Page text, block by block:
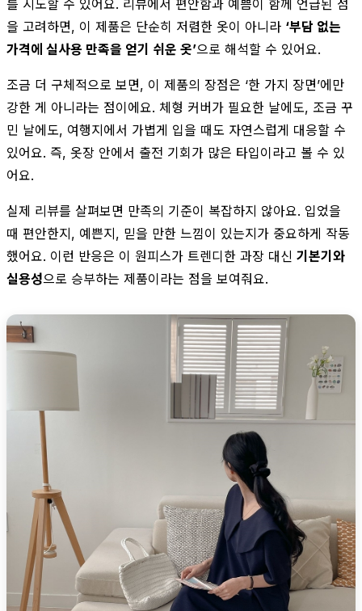
를 시도할 수 있어요. 리뷰에서 편안함과 예쁨이 함께 언급된 점
을 고려하면, 이 제품은 단순히 저렴한 옷이 아니라 ‘부담 없는
가격에 실사용 만족을 얻기 쉬운 옷’으로 해석할 수 있어요.
조금 더 구체적으로 보면, 이 제품의 장점은 ‘한 가지 장면’에만
강한 게 아니라는 점이에요. 체형 커버가 필요한 날에도, 조금 꾸
민 날에도, 여행지에서 가볍게 입을 때도 자연스럽게 대응할 수
있어요. 즉, 옷장 안에서 출전 기회가 많은 타입이라고 볼 수 있
어요.
실제 리뷰를 살펴보면 만족의 기준이 복잡하지 않아요. 입었을
때 편안한지, 예쁜지, 믿을 만한 느낌이 있는지가 중요하게 작동
했어요. 이런 반응은 이 원피스가 트렌디한 과장 대신 기본기와
실용성으로 승부하는 제품이라는 점을 보여줘요.